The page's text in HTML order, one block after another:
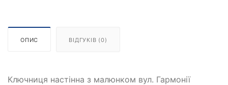
ОПИС ВІДГУКІВ (0)
Ключниця настінна з малюнком вул. Гармонії